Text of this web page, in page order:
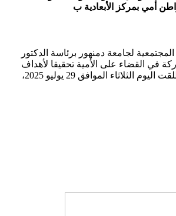
لجامعة دمنهور برئاسة الدكتور
في القضاء على الأمية تحقيقا لأهداف
التنمية المستدامة، انطلقت اليوم الثلاثاء الموافق 29 يوليو 2025،